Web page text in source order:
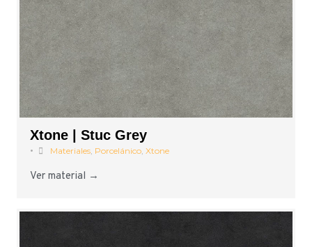
Xtone | Stuc Grey
• Materiales, Porcelánico, Xtone
Ver material →